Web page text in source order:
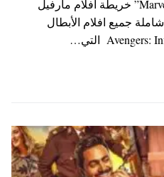
اعلنت شركة مارفل “Marvel Comics” خريطة افلام مارفيل
universe حتي عام 2019 – 2020 شاملة جميع افلام الأبطال